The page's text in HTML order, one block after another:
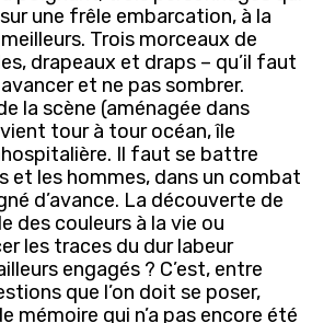
une frêle embarcation, à la
Trois morceaux de
drapeaux et draps – qu’il faut
et ne pas sombrer.
la scène (aménagée dans
tour à tour océan, île
Il faut se battre
et les hommes, dans un combat
d’avance. La découverte de
des couleurs à la vie ou
les traces du dur labeur
engagés ? C’est, entre
que l’on doit se poser,
mémoire qui n’a pas encore été